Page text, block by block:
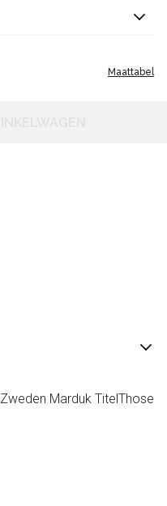
Maattabel
Marduk TitelThose